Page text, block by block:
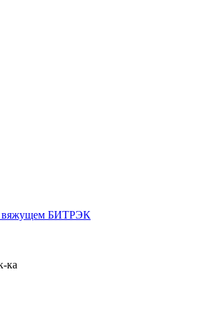
вяжущем БИТРЭК
ка